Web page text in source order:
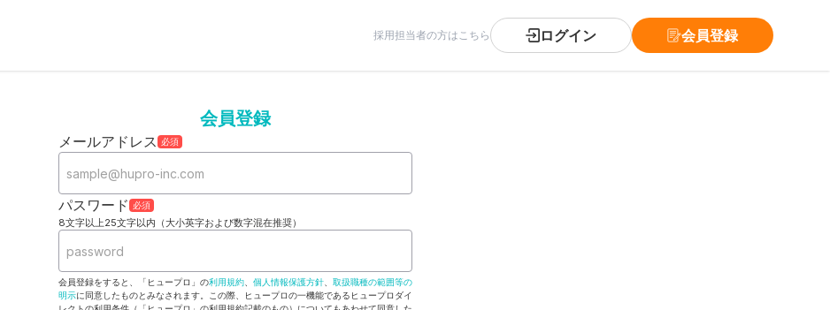
採用担当者の方はこちら ログイン 会員登録
会員登録
メールアドレス 必須
パスワード 必須
8文字以上25文字以内（大小英字および数字混在推奨）
会員登録をすると、「ヒュープロ」の利用規約 個人情報保護方針
取扱職種の範囲等の
明示に同意したものとみなされます。この際、ヒュープロの一機能であるヒュープロダイ